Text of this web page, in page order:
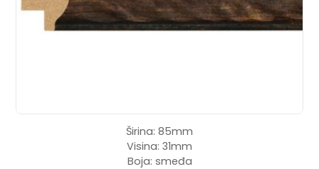
Širina: 85mm
Visina: 31mm
Boja: smeđa